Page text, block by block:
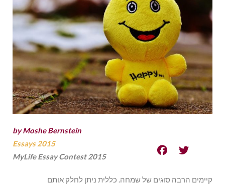
by Moshe Bernstein
Essays 2015
MyLife Essay Contest 2015
קיימים הרבה סוגים של שמחה. כללית ניתן לחלק אותם